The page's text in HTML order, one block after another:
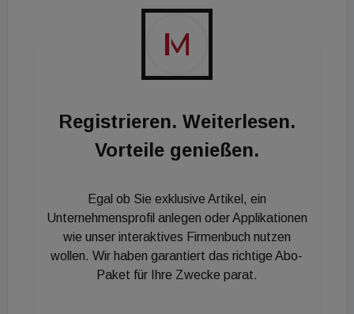
einem Minus von über 16 Prozent ein.
Registrieren. Weiterlesen.
Vorteile genießen.
Egal ob Sie exklusive Artikel, ein
Unternehmensprofil anlegen oder Applikationen
wie unser interaktives Firmenbuch nutzen
wollen. Wir haben garantiert das richtige Abo-
Paket für Ihre Zwecke parat.